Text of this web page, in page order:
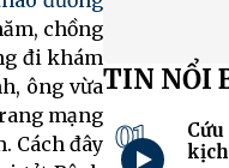
chồng
đi khám
ông vừa
mạng
Cách đây
TIN NỔI
01